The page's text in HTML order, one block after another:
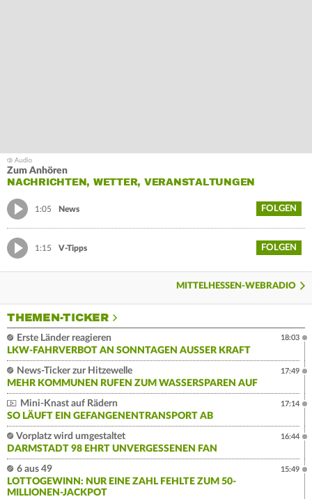
Zum Anhören
NACHRICHTEN, WETTER, VERANSTALTUNGEN
1:05 News FOLGEN
1:15 V-Tipps FOLGEN
MITTELHESSEN-WEBRADIO
THEMEN-TICKER
Erste Länder reagieren
LKW-FAHRVERBOT AN SONNTAGEN AUSSER KRAFT
18:03
News-Ticker zur Hitzewelle
MEHR KOMMUNEN RUFEN ZUM WASSERSPAREN AUF
17:49
Mini-Knast auf Rädern
SO LÄUFT EIN GEFANGENENTRANSPORT AB
17:14
Vorplatz wird umgestaltet
DARMSTADT 98 EHRT UNVERGESSENEN FAN
16:44
6 aus 49
LOTTOGEWINN: NUR EINE ZAHL FEHLTE ZUM 50-
MILLIONEN-JACKPOT
15:49